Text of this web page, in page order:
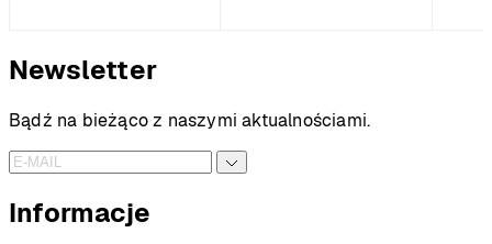
Newsletter
Bądź na bieżąco z naszymi aktualnościami.
Informacje